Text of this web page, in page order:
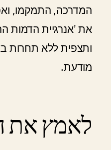
המדרכה, התמקמו,
את 'אנרגיית הדמות
ותצפית ללא תחרות
מודעת.
לאמץ את